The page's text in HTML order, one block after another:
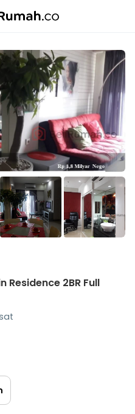
2BR Full